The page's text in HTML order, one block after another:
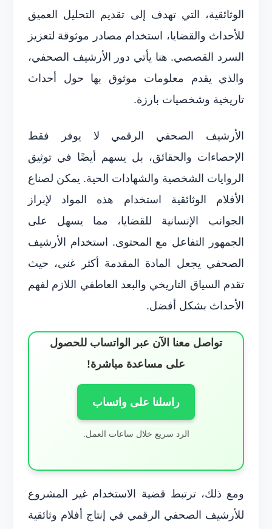
الوثائقية، التي تهدف إلى تقديم التحليل العميق
للأحداث والقضايا، استخدام مصادر موثوقة لتعزيز
السرد القصصي. هنا يأتي دور الأرشيف الصحفي،
والذي يقدم معلومات موثوق بها حول أحداث
تاريخية وشخصيات بارزة.
الأرشيف الصحفي الرقمي لا يوفر فقط
الإحصاءات والحقائق، بل يسهم أيضًا في توثيق
الروايات الشخصية والشهادات الحية. يمكن لصناع
الأفلام الوثائقية استخدام هذه المواد لإبراز
الجوانب الإنسانية للقضايا، مما يسهل على
الجمهور التفاعل مع المحتوى. استخدام الأرشيف
الصحفي يجعل المادة المقدمة أكثر غنى، حيث
تقدم السياق التاريخي والبعد العاطفي اللازم لفهم
الأحداث بشكل أفضل.
تواصل معنا الآن عبر الواتساب للحصول
على مساعدة مباشرة!
راسلنا على واتساب
الرد سريع خلال ساعات العمل.
ومع ذلك، ترتبط قضية الاستخدام غير المشروع
للأرشيف الصحفي الرقمي في إنتاج أفلام وثائقية